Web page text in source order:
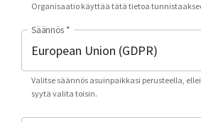
Organisaatio käyttää tätä tietoa
Säännös *
Valitse säännös asuinpaikkasi perusteella,
syytä valita toisin.